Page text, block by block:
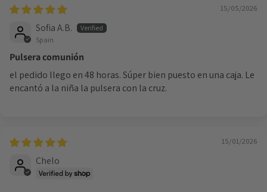
15/05/2026
Sofia A.B.
Spain
Pulsera comunión
el pedido llego en 48 horas. Súper bien puesto en una caja. Le
encantó a la niña la pulsera con la cruz.
15/01/2026
Chelo